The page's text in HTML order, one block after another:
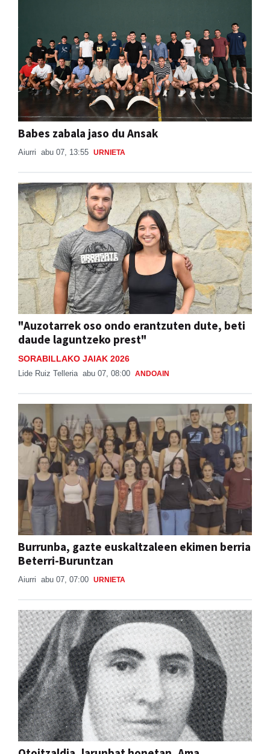
Babes zabala jaso du Ansak
"Auzotarrek oso ondo erantzuten dute, beti
daude laguntzeko prest"
SORABILLAKO JAIAK 2026
Lide Ruiz Telleria abu 07, 08:00
Burrunba, gazte euskaltzaleen ekimen berria
Beterri-Buruntzan
Aiurri abu 07, 07:00 URNIETA
Otoitzaldia, larunbat honetan, Ama
Kandidaren omenez